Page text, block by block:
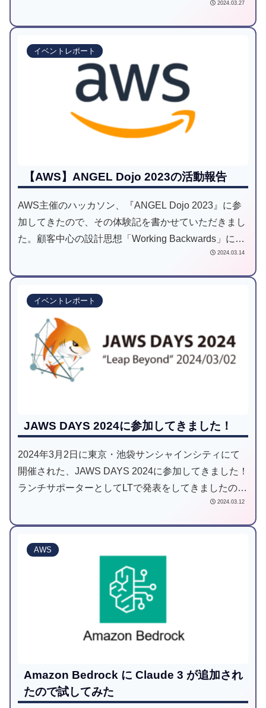
2024.03.27
イベントレポート
【AWS】ANGEL Dojo 2023の活動報告
AWS主催のハッカソン、『ANGEL Dojo 2023』に参
加してきたので、その体験記を書かせていただきまし
た。顧客中心の設計思想「Working Backwards」につ
いてや、実際に活動内で開発したサービスについても
2024.03.14
イベントレポート
JAWS DAYS 2024に参加してきました！
2024年3月2日に東京・池袋サンシャインシティにて
開催された、JAWS DAYS 2024に参加してきました！
ランチサポーターとしてLTで発表をしてきましたの
で、参加した内容や感想をレポートいたします！2024.03.12
AWS
Amazon Bedrock に Claude 3 が追加され
たので試してみた